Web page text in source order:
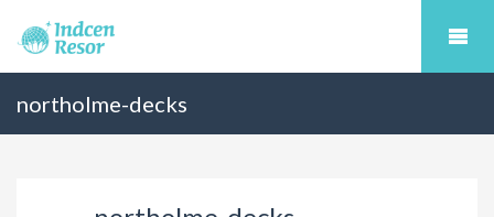
northolme-decks